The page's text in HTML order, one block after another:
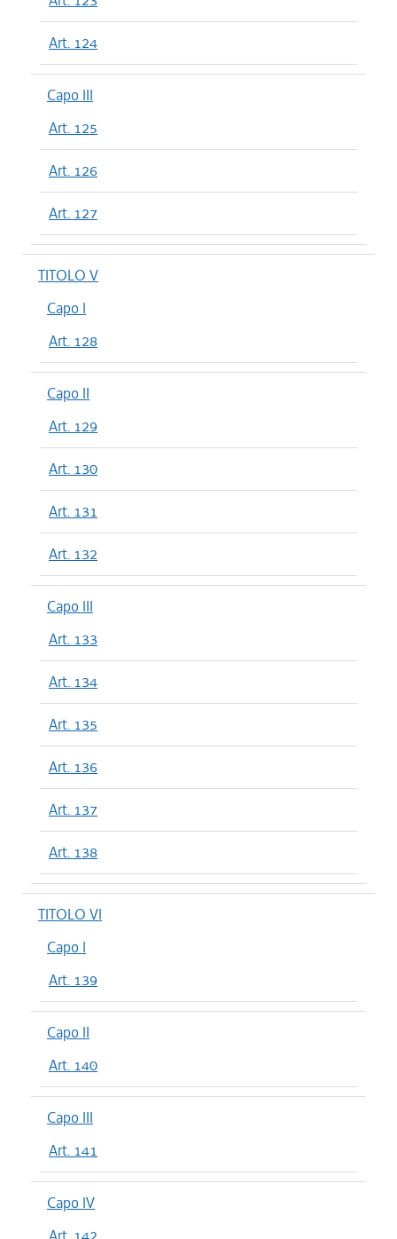
Art. 124
Capo III
Art. 125
Art. 126
Art. 127
TITOLO V
Capo I
Art. 128
Capo II
Art. 129
Art. 130
Art. 131
Art. 132
Capo III
Art. 133
Art. 134
Art. 135
Art. 136
Art. 137
Art. 138
TITOLO VI
Capo I
Art. 139
Capo II
Art. 140
Capo III
Art. 141
Capo IV